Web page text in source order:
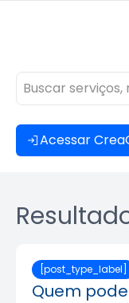
Acessar
[post_type_label]
Quem